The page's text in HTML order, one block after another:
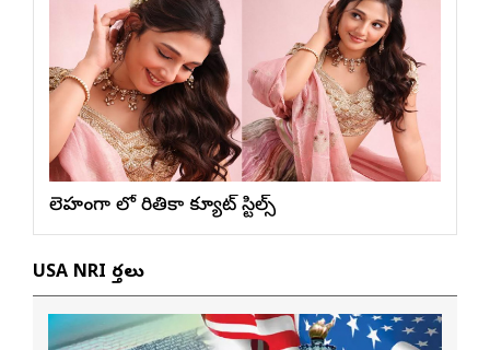
లెహంగా లో రితికా క్యూట్ స్టిల్స్
USA NRI వార్తలు